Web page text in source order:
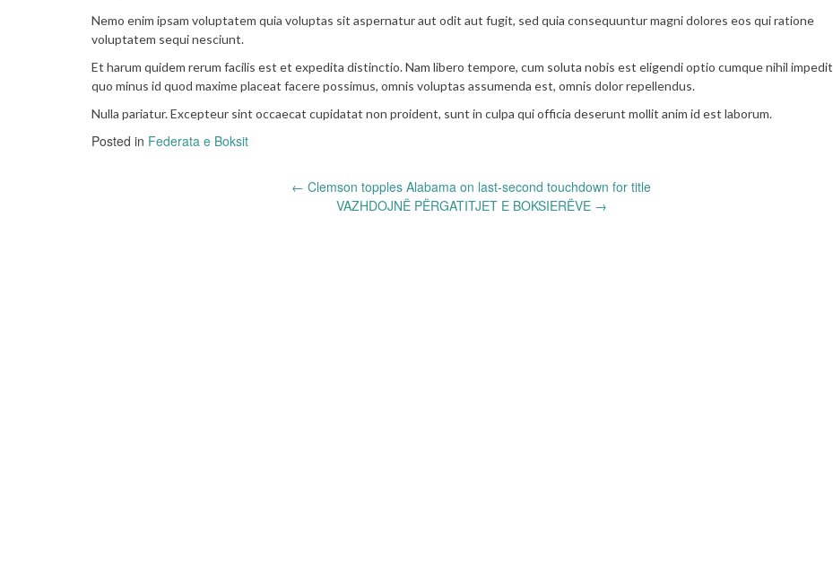
Nemo enim ipsam voluptatem quia voluptas sit aspernatur aut odit aut fugit, sed quia consequuntur magni dolores eos qui ratione
voluptatem sequi nesciunt.
Et harum quidem rerum facilis est et expedita distinctio. Nam libero tempore, cum soluta nobis est eligendi optio cumque nihil impedit
quo minus id quod maxime placeat facere possimus, omnis voluptas assumenda est, omnis dolor repellendus.
Nulla pariatur. Excepteur sint occaecat cupidatat non proident, sunt in culpa qui officia deserunt mollit anim id est laborum.
Posted in Federata e Boksit
← Clemson topples Alabama on last-second touchdown for title
VAZHDOJNË PËRGATITJET E BOKSIERËVE →